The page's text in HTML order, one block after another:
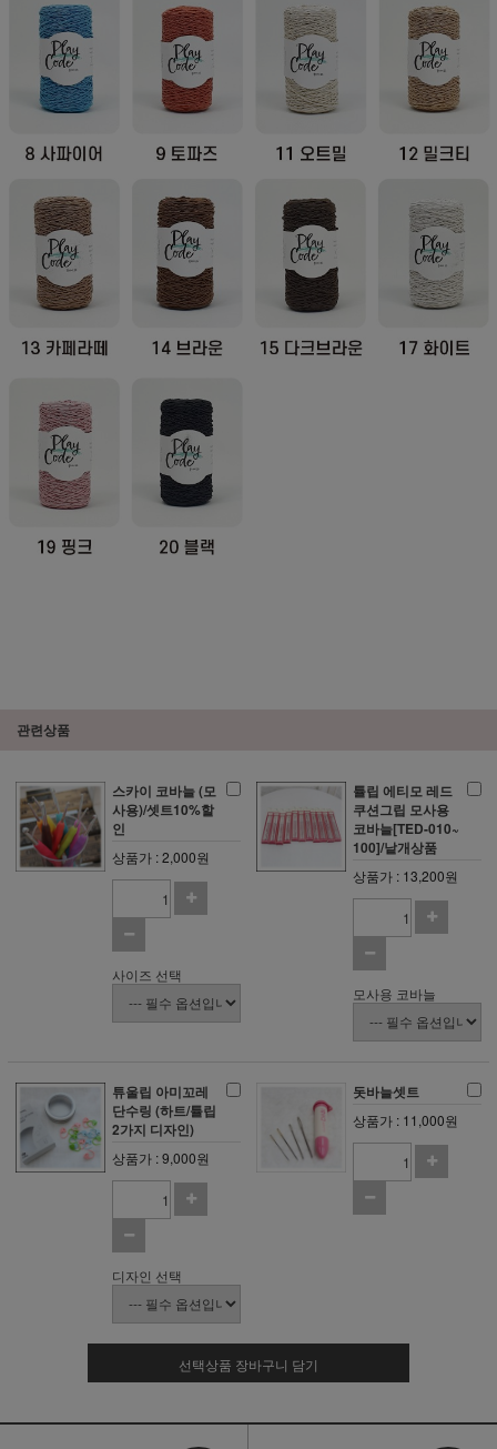
관련상품
스카이 코바늘 (모
사용)/셋트10%할
인
상품가 : 2,000원
사이즈 선택
튤립 에티모 레드
쿠션그립 모사용
코바늘[TED-010~
100]/낱개상품
상품가 : 13,200원
모사용 코바늘
튜울립 아미꼬레
단수링 (하트/튤립
2가지 디자인)
상품가 : 9,000원
디자인 선택
돗바늘셋트
상품가 : 11,000원
선택상품 장바구니 담기